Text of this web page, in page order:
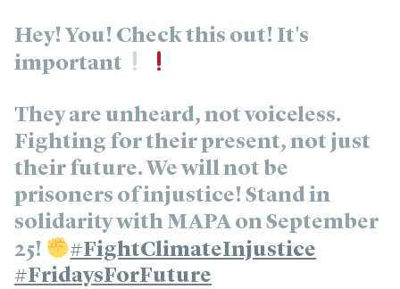
Hey! You! Check this out! It's
important
They are unheard, not voiceless.
Fighting for their present, not just
their future. We will not be
prisoners of injustice! Stand in
solidarity with MAPA on September
25!
#FightClimateInjustice
#FridaysForFuture